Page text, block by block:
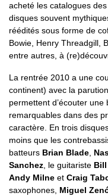
acheté les catalogues
disques souvent
réédités sous forme de
Bowie, Henry Threadgill,
entre autres, à
La rentrée 2010 a une
continent) avec la
permettent d’écouter une
remarquables dans des
caractère. En trois
moins que les
batteurs Brian Blade
Sanchez , le guitariste
Andy Milne et Craig
saxophones, Miguel